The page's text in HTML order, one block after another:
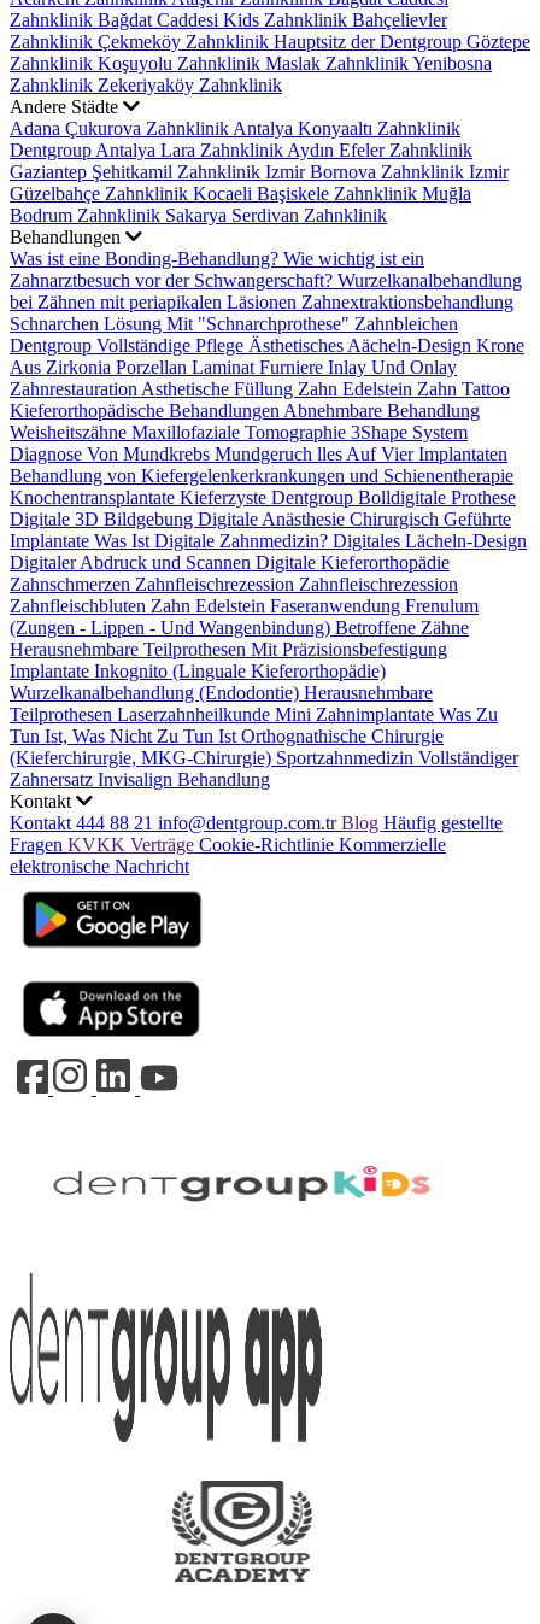
Zahnklinik Bağdat Caddesi Kids Zahnklinik Bahçelievler
Zahnklinik Çekmeköy Zahnklinik Hauptsitz der Dentgroup Göztepe
Zahnklinik Koşuyolu Zahnklinik Maslak ZahnklinikYenibosna
Zahnklinik Zekeriyaköy Zahnklinik
Andere Städte
Adana Çukurova Zahnklinik Antalya Konyaaltı Zahnklinik
Dentgroup Antalya Lara Zahnklinik Aydın Efeler Zahnklinik
Gaziantep Şehitkamil Zahnklinik Izmir Bornova Zahnklinik Izmir
Güzelbahçe Zahnklinik Kocaeli Başiskele Zahnklinik Muğla
Bodrum Zahnklinik Sakarya Serdivan Zahnklinik
Behandlungen
Was ist eine Bonding-Behandlung? Wie wichtig ist ein
Zahnarztbesuch vor der Schwangerschaft? Wurzelkanalbehandlung
bei Zähnen mit periapikalen Läsionen Zahnextraktionsbehandlung
Schnarchen Lösung Mit "Schnarchprothese" Zahnbleichen
Dentgroup Vollständige Pflege Ästhetisches Aächeln-Design Krone
Aus Zirkonia Porzellan Laminat Furniere Inlay Und Onlay
Zahnrestauration Asthetische Füllung Zahn Edelstein Zahn Tattoo
Kieferorthopädische Behandlungen Abnehmbare Behandlung
Weisheitszähne Maxillofaziale Tomographie 3Shape System
Diagnose Von Mundkrebs Mundgeruch lles Auf Vier Implantaten
Behandlung von Kiefergelenkerkrankungen und Schienentherapie
Knochentransplantate Kieferzyste Dentgroup Bolldigitale Prothese
Digitale 3D Bildgebung Digitale Anästhesie Chirurgisch Geführte
Implantate Was Ist Digitale Zahnmedizin? Digitales Lächeln-Design
Digitaler Abdruck und Scannen Digitale Kieferorthopädie
Zahnschmerzen Zahnfleischrezession Zahnfleischrezession
Zahnfleischbluten Zahn Edelstein Faseranwendung Frenulum
(Zungen - Lippen - Und Wangenbindung) Betroffene Zähne
Herausnehmbare Teilprothesen Mit Präzisionsbefestigung
Implantate Inkognito (Linguale Kieferorthopädie)
Wurzelkanalbehandlung (Endodontie) Herausnehmbare
Teilprothesen Laserzahnheilkunde Mini Zahnimplantate Was Zu
Tun Ist, Was Nicht Zu Tun Ist Orthognathische Chirurgie
(Kieferchirurgie, MKG-Chirurgie) Sportzahnmedizin Vollständiger
Zahnersatz Invisalign Behandlung
Kontakt
Kontakt 444 88 21 info@dentgroup.com.tr Blog Häufig gestellte
Fragen KVKK Verträge Cookie-Richtlinie Kommerzielle
elektronische Nachricht